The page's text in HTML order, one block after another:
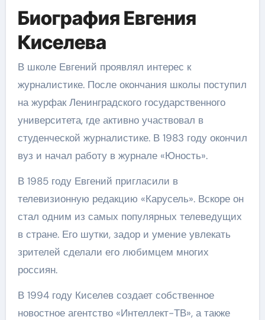
Биография Евгения
Киселева
В школе Евгений проявлял интерес к
журналистике. После окончания школы поступил
на журфак Ленинградского государственного
университета, где активно участвовал в
студенческой журналистике. В 1983 году окончил
вуз и начал работу в журнале «Юность».
В 1985 году Евгений пригласили в
телевизионную редакцию «Карусель». Вскоре он
стал одним из самых популярных телеведущих
в стране. Его шутки, задор и умение увлекать
зрителей сделали его любимцем многих
россиян.
В 1994 году Киселев создает собственное
новостное агентство «Интеллект-ТВ», а также